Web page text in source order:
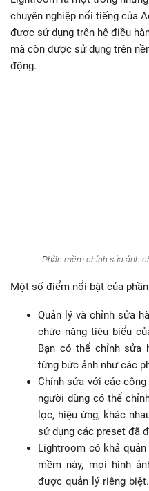
chuyên nghiệp nổi tiếng của
được sử dụng trên hệ điều
mà còn được sử dụng trên
động.
Phần mềm chỉnh sửa ảnh
Một số điểm nổi bật của
Quản lý và chỉnh sửa
chức năng tiêu biểu
Bạn có thể chỉnh sửa
từng bức ảnh như các
Chỉnh sửa với các
người dùng có thể
lọc, hiệu ứng, khác
sử dụng các preset đã
Lightroom có khả
mềm này, mọi hình
được quản lý riêng